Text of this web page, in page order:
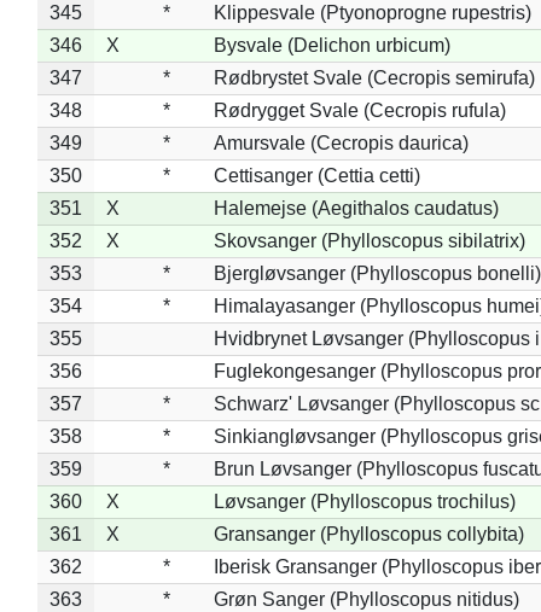
345
*
Klippesvale (Ptyonoprogne rupestris)
346
X
Bysvale (Delichon urbicum)
347
*
Rødbrystet Svale (Cecropis semirufa)
348
*
Rødrygget Svale (Cecropis rufula)
349
*
Amursvale (Cecropis daurica)
350
*
Cettisanger (Cettia cetti)
351
X
Halemejse (Aegithalos caudatus)
352
X
Skovsanger (Phylloscopus sibilatrix)
353
*
Bjergløvsanger (Phylloscopus bonelli)
354
*
Himalayasanger (Phylloscopus
355
Hvidbrynet Løvsanger (Phylloscopus
356
Fuglekongesanger (Phylloscopus
357
*
Schwarz' Løvsanger (Phylloscopus
358
*
Sinkiangløvsanger (Phylloscopus
359
*
Brun Løvsanger (Phylloscopus
360
X
Løvsanger (Phylloscopus trochilus)
361
X
Gransanger (Phylloscopus collybita)
362
*
Iberisk Gransanger (Phylloscopus
363
* Grøn Sanger (Phylloscopus nitidus)